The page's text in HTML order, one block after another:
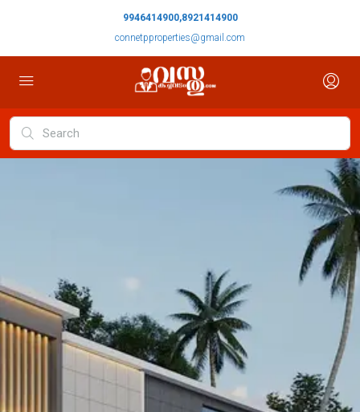
9946414900,8921414900
connetpproperties@gmail.com